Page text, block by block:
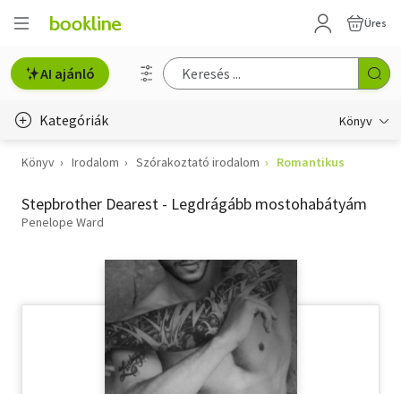
Üres
AI ajánló
Kategóriák Könyv
Életmód, egészség
Erotika
Könyv Irodalom Szórakoztató irodalom Romantikus
Stepbrother Dearest - Legdrágább mostohabátyám
Penelope Ward